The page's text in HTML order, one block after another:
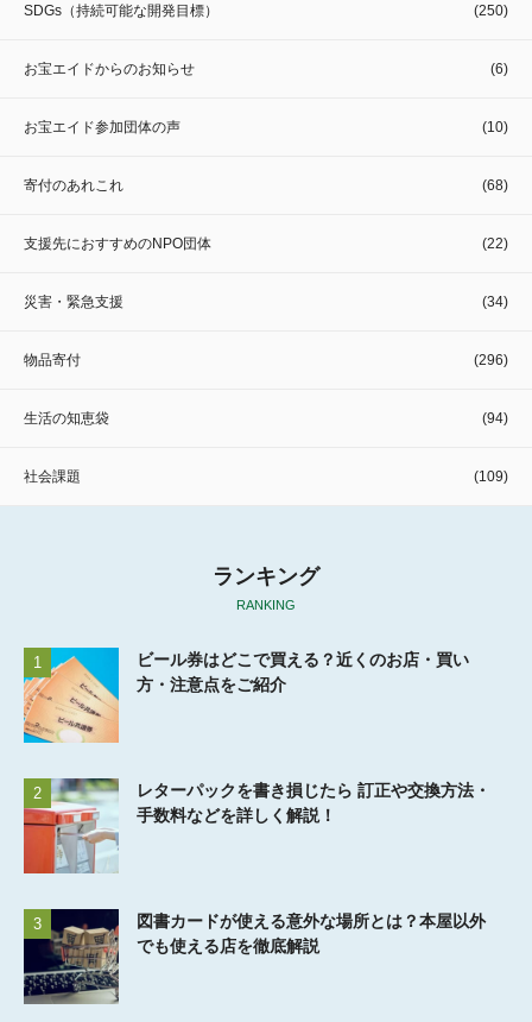
SDGs（持続可能な開発目標） (250)
お宝エイドからのお知らせ (6)
お宝エイド参加団体の声 (10)
寄付のあれこれ (68)
支援先におすすめのNPO団体 (22)
災害・緊急支援 (34)
物品寄付 (296)
生活の知恵袋 (94)
社会課題 (109)
ランキング
RANKING
1
ビール券はどこで買える？近くのお店・買い
方・注意点をご紹介
2
レターパックを書き損じたら 訂正や交換方法・
手数料などを詳しく解説！
3
図書カードが使える意外な場所とは？本屋以外
でも使える店を徹底解説